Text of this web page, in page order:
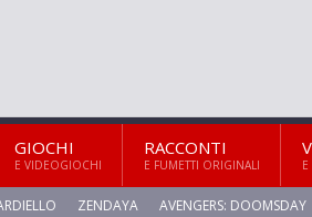
GIOCHI
E VIDEOGIOCHI
RACCONTI
E FUMETTI ORIGINALI
ZENDAYA AVENGERS: DOOMSDAY